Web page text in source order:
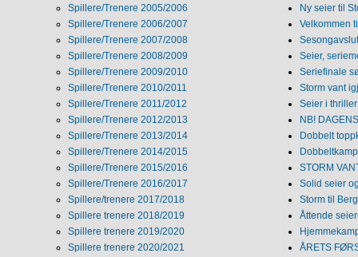
Spillere/Trenere 2005/2006
Spillere/Trenere 2006/2007
Spillere/Trenere 2007/2008
Spillere/Trenere 2008/2009
Spillere/Trenere 2009/2010
Spillere/Trenere 2010/2011
Spillere/Trenere 2011/2012
Spillere/Trenere 2012/2013
Spillere/Trenere 2013/2014
Spillere/Trenere 2014/2015
Spillere/Trenere 2015/2016
Spillere/Trenere 2016/2017
Spillere/trenere 2017/2018
Spillere trenere 2018/2019
Spillere trenere 2019/2020
Spillere trenere 2020/2021
Ny seier til
Velkommen
Seier,
Seriefinale
Storm vant
Seier i
NB!
Dobbelt
STORM
Solid seier
Storm til
Åttende
ÅRETS